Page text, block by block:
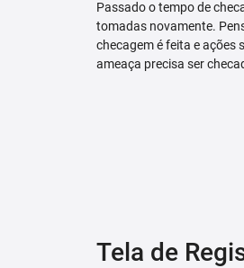
Passado o tempo de
tomadas novamente.
checagem é feita e ações
ameaça precisa ser
Tela de